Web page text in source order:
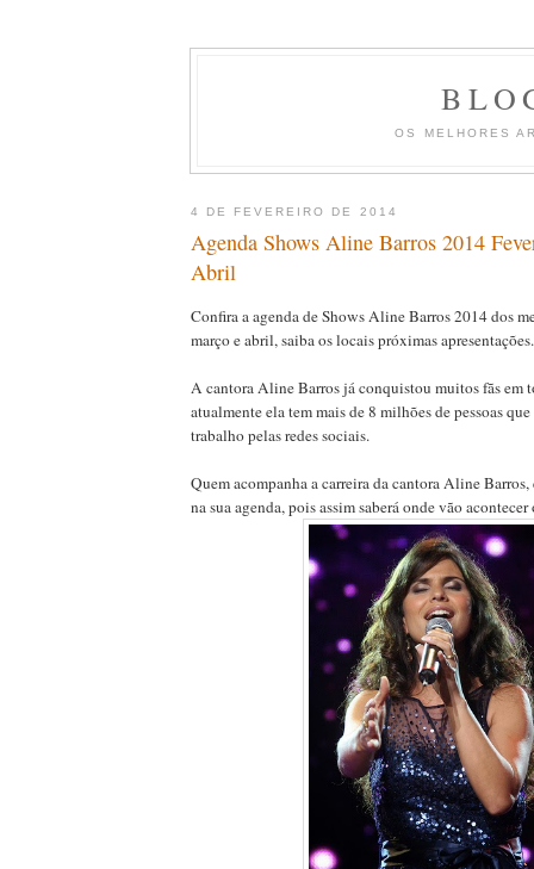
OS MELHORES
4 DE FEVEREIRO DE 2014
Agenda Shows Aline Barros 2014
Abril
Confira a agenda de Shows Aline Barros 2014 dos
março e abril, saiba os locais próximas apresentações.
A cantora Aline Barros já conquistou muitos fãs em
atualmente ela tem mais de 8 milhões de pessoas
trabalho pelas redes sociais.
Quem acompanha a carreira da cantora Aline
na sua agenda, pois assim saberá onde vão